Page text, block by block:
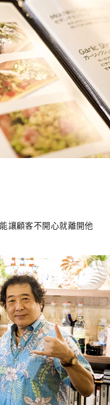
讓顧客不開心就離開他